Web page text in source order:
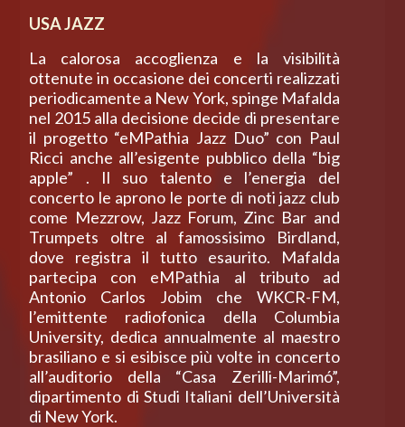
USA JAZZ
La calorosa accoglienza e la visibilità
ottenute in occasione dei concerti realizzati
periodicamente a New York, spinge Mafalda
nel 2015 alla decisione decide di presentare
il progetto “eMPathia Jazz Duo” con Paul
Ricci anche all’esigente pubblico della “big
apple” . Il suo talento e l’energia del
concerto le aprono le porte di noti jazz club
come Mezzrow, Jazz Forum, Zinc Bar and
Trumpets oltre al famossisimo Birdland,
dove registra il tutto esaurito. Mafalda
partecipa con eMPathia al tributo ad
Antonio Carlos Jobim che WKCR-FM,
l’emittente radiofonica della Columbia
University, dedica annualmente al maestro
brasiliano e si esibisce più volte in concerto
all’auditorio della “Casa Zerilli-Marimó”,
dipartimento di Studi Italiani dell’Università
di New York.